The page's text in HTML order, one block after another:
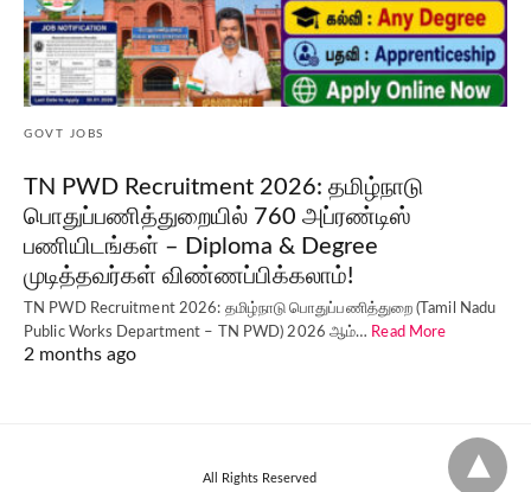
GOVT JOBS
TN PWD Recruitment 2026: தமிழ்நாடு
பொதுப்பணித்துறையில் 760 அப்ரண்டிஸ்
பணியிடங்கள் – Diploma & Degree
முடித்தவர்கள் விண்ணப்பிக்கலாம்!
TN PWD Recruitment 2026: தமிழ்நாடு பொதுப்பணித்துறை (Tamil Nadu
Public Works Department – TN PWD) 2026 ஆம்… Read More
2 months ago
All Rights Reserved